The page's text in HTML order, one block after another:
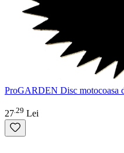
ProGARDEN Disc motocoasa
27 29 Lei